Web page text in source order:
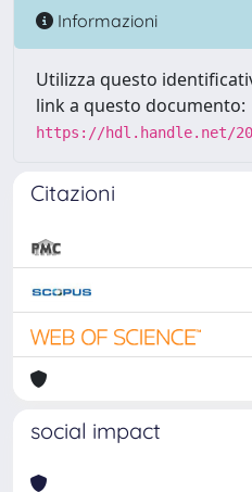
Informazioni
Utilizza questo
link a questo documento:
https://hdl.handle.net/
Citazioni
social impact